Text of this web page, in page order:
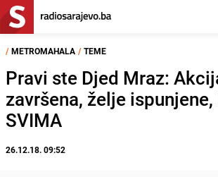
/ METROMAHALA / TEME
Pravi ste Djed Mraz:
završena, želje ispunjene,
SVIMA
26.12.18. 09:52